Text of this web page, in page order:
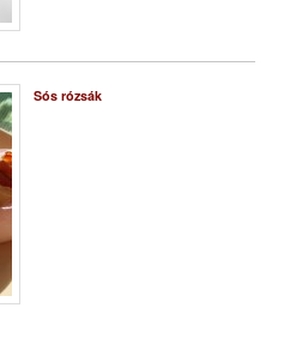
Sós rózsák